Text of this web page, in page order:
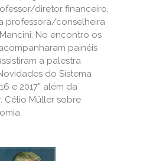
diretor financeiro,
professora/conselheira
No encontro os
painéis
a palestra
do Sistema
e 2017” além da
Célio Müller sobre